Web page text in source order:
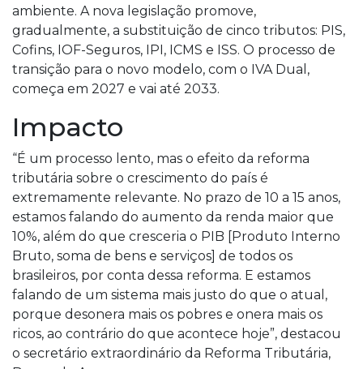
ambiente. A nova legislação promove,
gradualmente, a substituição de cinco tributos: PIS,
Cofins, IOF-Seguros, IPI, ICMS e ISS. O processo de
transição para o novo modelo, com o IVA Dual,
começa em 2027 e vai até 2033.
Impacto
“É um processo lento, mas o efeito da reforma
tributária sobre o crescimento do país é
extremamente relevante. No prazo de 10 a 15 anos,
estamos falando do aumento da renda maior que
10%, além do que cresceria o PIB [Produto Interno
Bruto, soma de bens e serviços] de todos os
brasileiros, por conta dessa reforma. E estamos
falando de um sistema mais justo do que o atual,
porque desonera mais os pobres e onera mais os
ricos, ao contrário do que acontece hoje”, destacou
o secretário extraordinário da Reforma Tributária,